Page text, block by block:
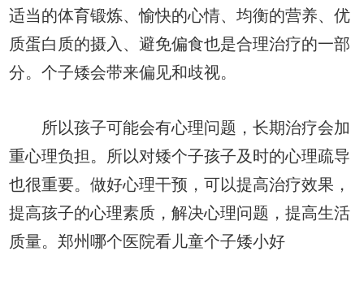
适当的体育锻炼、愉快的心情、均衡的营养、优
质蛋白质的摄入、避免偏食也是合理治疗的一部
分。个子矮会带来偏见和歧视。
所以孩子可能会有心理问题，长期治疗会加
重心理负担。所以对矮个子孩子及时的心理疏导
也很重要。做好心理干预，可以提高治疗效果，
提高孩子的心理素质，解决心理问题，提高生活
质量。郑州哪个医院看儿童个子矮小好